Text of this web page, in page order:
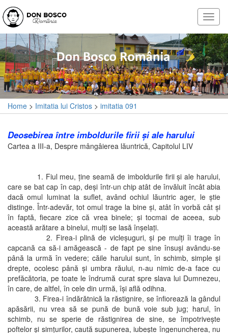
Home > Imitatia lui Cristos > imitatia 091
Deosebirea între imboldurile firii şi ale harului
Cartea a III-a, Despre mângâierea lăuntrică, Capitolul LIV
1. Fiul meu, ţine seamă de imboldurile firii şi ale harului,
care se bat cap în cap, deşi într-un chip atât de învăluit încât abia
dacă omul luminat la suflet, având ochiul lăuntric ager, le ştie
distinge. Într-adevăr, tot omul trage la bine şi, atât în vorbă cât şi
în faptă, fiecare zice că vrea binele; şi tocmai de aceea, sub
această arătare a binelui, mulţi se lasă înşelaţi.
2. Firea-i plină de vicleşuguri, şi pe mulţi îi trage în
capcană ca să-i amăgească - de fapt pe sine însuşi avându-se
până la urmă în vedere; căile harului sunt, în schimb, simple şi
drepte, ocolesc până şi umbra răului, n-au nimic de-a face cu
prefăcătoria, pe toate le îndrumă curat spre slava lui Dumnezeu,
în care, de altfel, în cele din urmă, îşi află odihna.
3. Firea-i îndărătnică la răstignire, se înfiorează la gândul
apăsării, nu vrea să se pună de bună voie sub jug; harul, în
schimb, nu se sperie de răstignirea de sine, se împotriveşte
poftelor şi simţurilor, caută supunerea, iubeşte îngenuncherea, nu